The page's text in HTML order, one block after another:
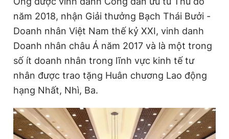
năm 2018, nhận Giải thưởng Bạch Thái Bưởi -
Doanh nhân Việt Nam thế kỷ XXI, vinh danh
Doanh nhân châu Á năm 2017 và là một trong
số ít doanh nhân trong lĩnh vực kinh tế tư
nhân được trao tặng Huân chương Lao động
hạng Nhất, Nhì, Ba.